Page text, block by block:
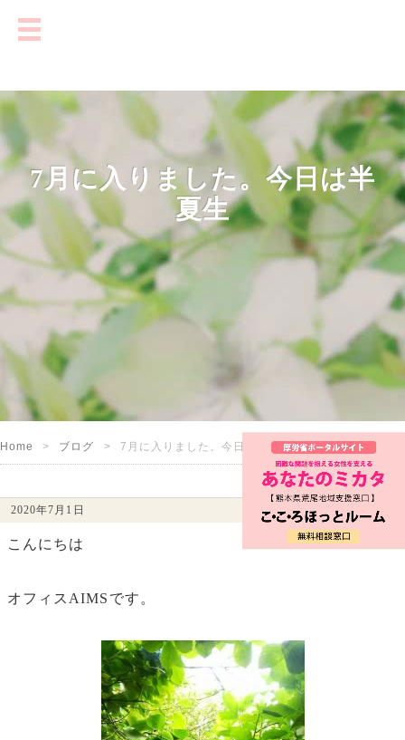
Home ブログ 7月に入りました。今日は半夏生
7月に入りました。今日は半
夏生
2020年7月1日
こんにちは
オフィスAIMSです。